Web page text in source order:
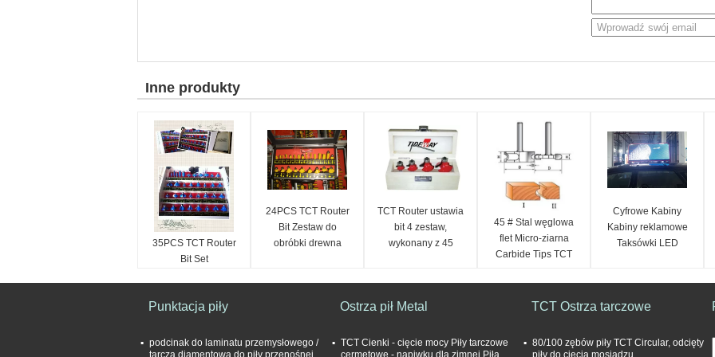
Inne produkty
35PCS TCT Router
Bit Set
24PCS TCT Router
Bit Zestaw do
obróbki drewna
TCT Router ustawia
bit 4 zestaw,
wykonany z 45
45 # Stal węglowa
flet Micro-ziarna
Carbide Tips TCT
obróbki drewna
Cyfrowe Kabiny
Kabiny reklamowe
Taksówki LED
0,67 cala
Punktacja piły
podcinak do laminatu przemysłowego /
tarcza diamentowa do piły przenośnej
Ostrza pił Metal
TCT Cienki - cięcie mocy Piły tarczowe
cermetowe - napiwku dla zimnej Piła
TCT Ostrza tarczowe
80/100 zębów piły TCT Circular, odcięty
piły do ​​cięcia mosiądzu